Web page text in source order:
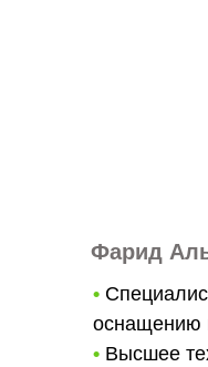
Фарид
•
оснащению
• Высшее